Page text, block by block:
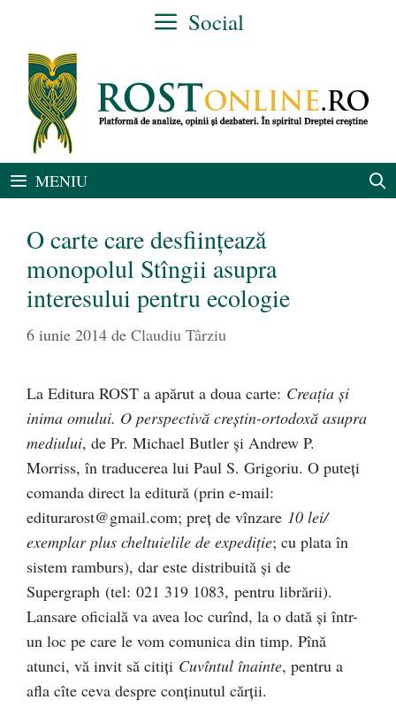
conținut
Social
MENIU
O carte care desfiinţează
monopolul Stîngii asupra
interesului pentru ecologie
6 iunie 2014 de Claudiu Târziu
La Editura ROST a apărut a doua carte: Creaţia şi
inima omului. O perspectivă creştin-ortodoxă asupra
mediului, de Pr. Michael Butler şi Andrew P.
Morriss, în traducerea lui Paul S. Grigoriu. O puteţi
comanda direct la editură (prin e-mail:
editurarost@gmail.com; preţ de vînzare 10 lei/
exemplar plus cheltuielile de expediţie; cu plata în
sistem ramburs), dar este distribuită şi de
Supergraph (tel: 021 319 1083, pentru librării).
Lansare oficială va avea loc curînd, la o dată şi într-
un loc pe care le vom comunica din timp. Pînă
atunci, vă invit să citiţi Cuvîntul înainte, pentru a
afla cîte ceva despre conţinutul cărţii.